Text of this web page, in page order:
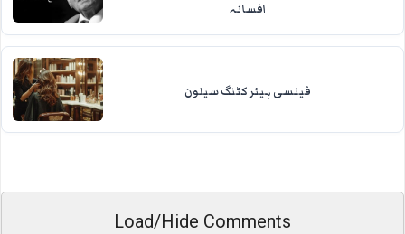
افسانہ
فینسی ہیئر کٹنگ سیلون
Load/Hide Comments